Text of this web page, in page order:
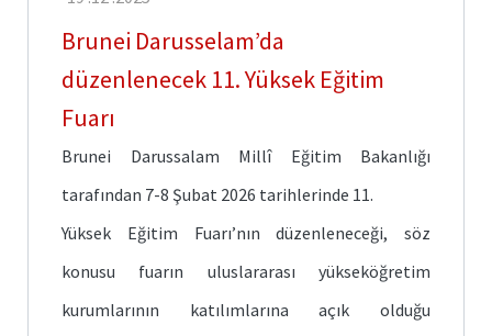
Bağlantılar
İletişim
Brunei Darusselam’da
düzenlenecek 11. Yüksek Eğitim
Fuarı
Brunei Darussalam Millî Eğitim Bakanlığı
tarafından 7-8 Şubat 2026 tarihlerinde 11.
Yüksek Eğitim Fuarı’nın düzenleneceği, söz
konusu fuarın uluslararası yükseköğretim
kurumlarının katılımlarına açık olduğu